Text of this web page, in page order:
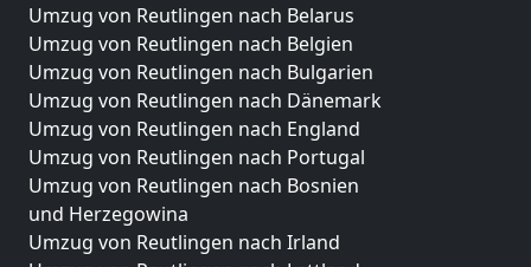
Umzug von Reutlingen nach Belarus
Umzug von Reutlingen nach Belgien
Umzug von Reutlingen nach Bulgarien
Umzug von Reutlingen nach Dänemark
Umzug von Reutlingen nach England
Umzug von Reutlingen nach Portugal
Umzug von Reutlingen nach Bosnien
und Herzegowina
Umzug von Reutlingen nach Irland